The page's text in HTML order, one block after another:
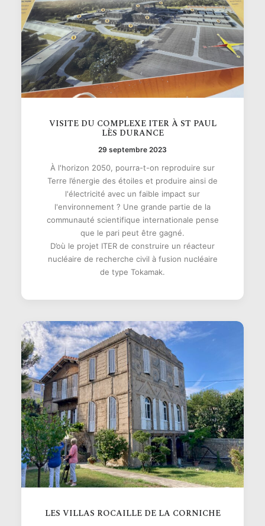
VISITE DU COMPLEXE ITER À ST PAUL
LÈS DURANCE
29 septembre 2023
À l'horizon 2050, pourra-t-on reproduire sur
Terre l’énergie des étoiles et produire ainsi de
l'électricité avec un faible impact sur
l'environnement ? Une grande partie de la
communauté scientifique internationale pense
que le pari peut être gagné.
D’où le projet ITER de construire un réacteur
nucléaire de recherche civil à fusion nucléaire
de type Tokamak.
LES VILLAS ROCAILLE DE LA CORNICHE